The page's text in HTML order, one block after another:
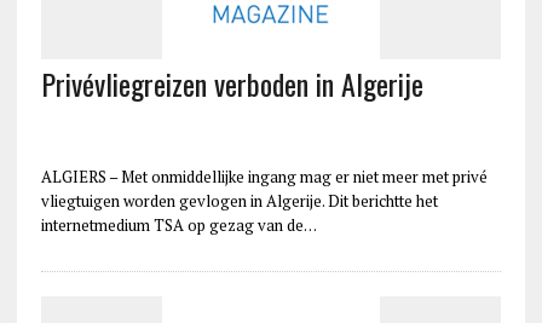
Privévliegreizen verboden in Algerije
ALGIERS – Met onmiddellijke ingang mag er niet meer met privé
vliegtuigen worden gevlogen in Algerije. Dit berichtte het
internetmedium TSA op gezag van de…